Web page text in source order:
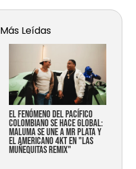
Más Leídas
EL FENÓMENO DEL PACÍFICO
COLOMBIANO SE HACE GLOBAL:
MALUMA SE UNE A MR PLATA Y
EL AMERICANO 4KT EN "LAS
MUÑEQUITAS REMIX"